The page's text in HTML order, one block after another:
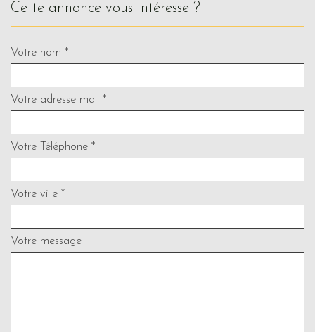
cette annonce vous intéresse ?
Votre nom *
Votre adresse mail *
Votre Téléphone *
Votre ville *
Votre message